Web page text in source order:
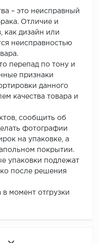
– это неисправный
Отличие и
как дизайн или
неисправностью
перепад по тону и
признаки
данного
качества товара и
сообщить об
фотографии
на упаковке, а
покрытии.
упаковки подлежат
после решения
момент отгрузки